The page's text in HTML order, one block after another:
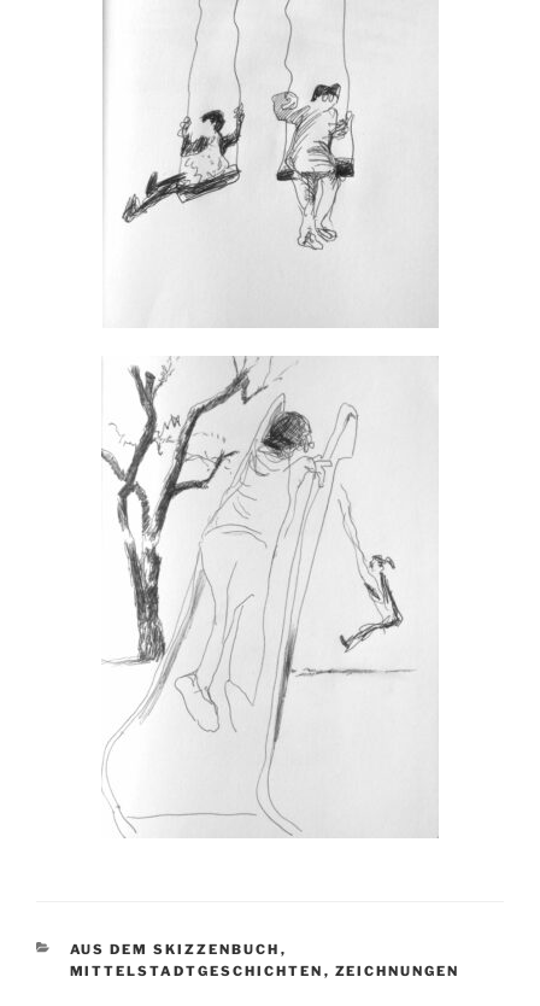
KATEGORIEN
AUS DEM SKIZZENBUCH ,
MITTELSTADTGESCHICHTEN , ZEICHNUNGEN